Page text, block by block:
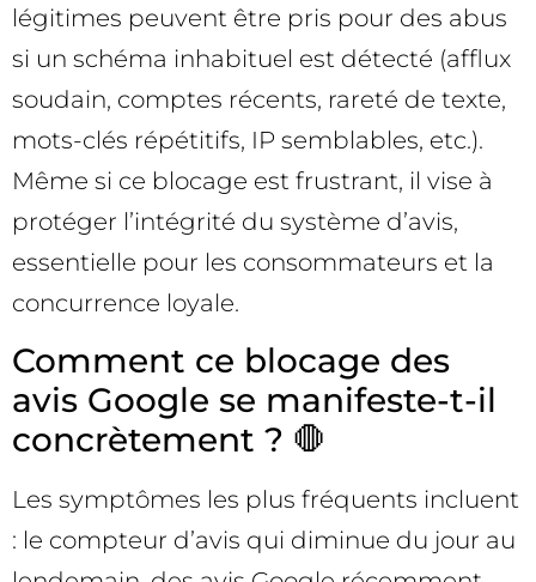
légitimes peuvent être pris pour des abus
si un schéma inhabituel est détecté (afflux
soudain, comptes récents, rareté de texte,
mots-clés répétitifs, IP semblables, etc.).
Même si ce blocage est frustrant, il vise à
protéger l’intégrité du système d’avis,
essentielle pour les consommateurs et la
concurrence loyale.
Comment ce blocage des
avis Google se manifeste-t-il
concrètement ? 🛑
Les symptômes les plus fréquents incluent
: le compteur d’avis qui diminue du jour au